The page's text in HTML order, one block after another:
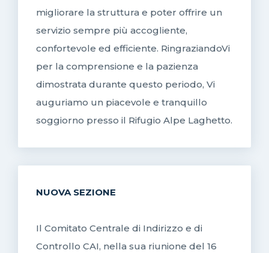
migliorare la struttura e poter offrire un
servizio sempre più accogliente,
confortevole ed efficiente. RingraziandoVi
per la comprensione e la pazienza
dimostrata durante questo periodo, Vi
auguriamo un piacevole e tranquillo
soggiorno presso il Rifugio Alpe Laghetto.
NUOVA SEZIONE
Il Comitato Centrale di Indirizzo e di
Controllo CAI, nella sua riunione del 16